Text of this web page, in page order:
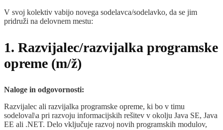
V svoj kolektiv vabijo novega sodelavca/sodelavko, da se jim
pridruži na delovnem mestu:
1. Razvijalec/razvijalka programske
opreme (m/ž)
Naloge in odgovornosti:
Razvijalec ali razvijalka programske opreme, ki bo v timu
sodeloval\a pri razvoju informacijskih rešitev v okolju Java SE, Java
EE ali .NET. Delo vključuje razvoj novih programskih modulov,